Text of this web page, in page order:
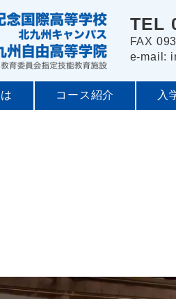
TEL
FAX
e-mail:
コース紹介 入